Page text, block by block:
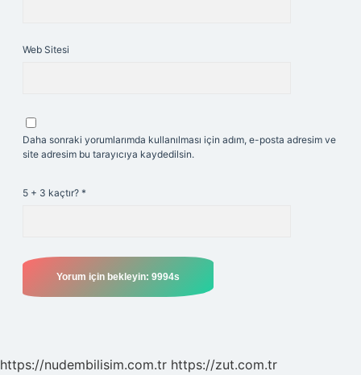
Web Sitesi
Daha sonraki yorumlarımda kullanılması için adım, e-posta adresim ve
site adresim bu tarayıcıya kaydedilsin.
5 + 3 kaçtır? *
https://nudembilisim.com.tr https://zut.com.tr